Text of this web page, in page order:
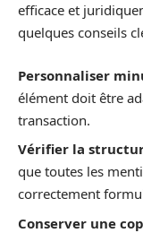
efficace et
quelques conseils
Personnaliser
élément doit être
transaction.
Vérifier la
que toutes les
correctement
Conserver une